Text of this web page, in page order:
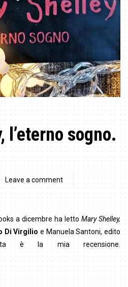
l’eterno sogno.
Leave a comment
a dicembre ha letto Mary Shelley,
Di Virgilio e Manuela Santoni, edito
è la mia recensione.